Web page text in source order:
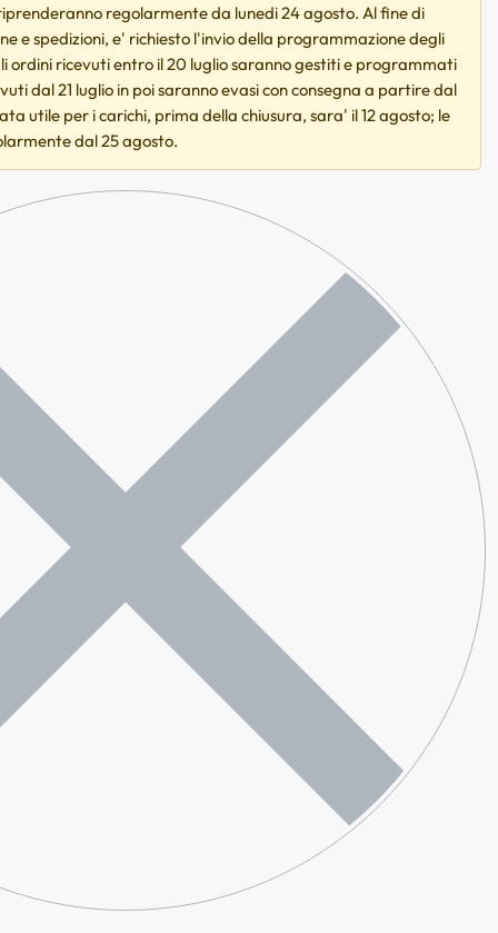
regolarmente da lunedi 24 agosto. Al fine di
e spedizioni, e' richiesto l'invio della programmazione degli
ordini ricevuti entro il 20 luglio saranno gestiti e programmati
dal 21 luglio in poi saranno evasi con consegna a partire dal
utile per i carichi, prima della chiusura, sara' il 12 agosto; le
dal 25 agosto.